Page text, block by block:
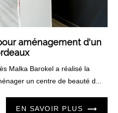
aménagement d'un
Malka Barokel a réalisé la
un centre de beauté d...
EN SAVOIR PLUS